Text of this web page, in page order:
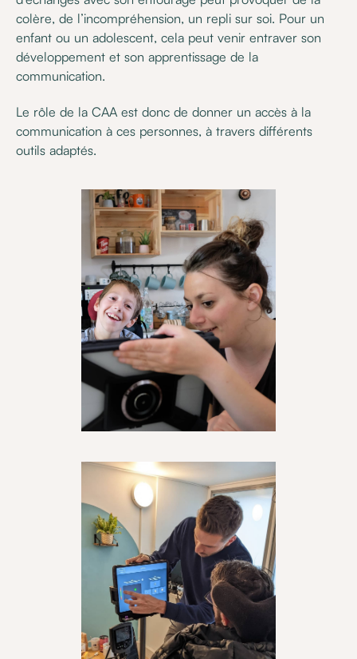
colère, de l’incompréhension, un repli sur soi. Pour un
enfant ou un adolescent, cela peut venir entraver son
développement et son apprentissage de la
communication.
Le rôle de la CAA est donc de donner un accès à la
communication à ces personnes, à travers différents
outils adaptés.